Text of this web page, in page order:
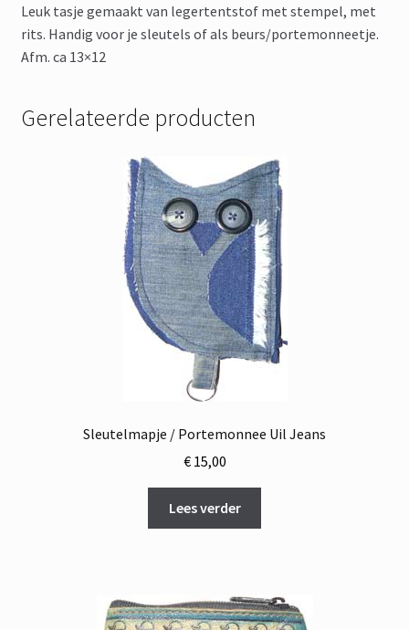
Leuk tasje gemaakt van legertentstof met stempel, met
rits. Handig voor je sleutels of als beurs/portemonneetje.
Afm. ca 13×12
Gerelateerde producten
Sleutelmapje / Portemonnee Uil Jeans
€15,00
Lees verder